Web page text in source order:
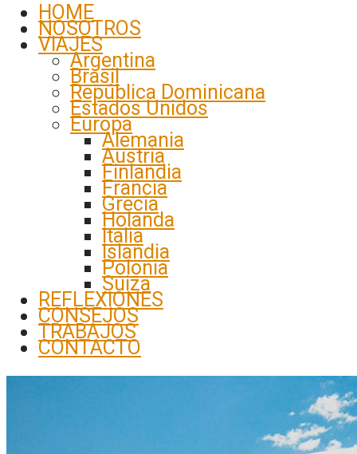
HOME
NOSOTROS
VIAJES
Argentina
Brasil
República Dominicana
Estados Unidos
Europa
Alemania
Austria
Finlandia
Francia
Grecia
Holanda
Italia
Islandia
Polonia
Suiza
REFLEXIONES
CONSEJOS
TRABAJOS
CONTACTO